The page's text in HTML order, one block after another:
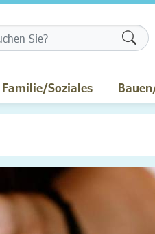
Familie/Soziales